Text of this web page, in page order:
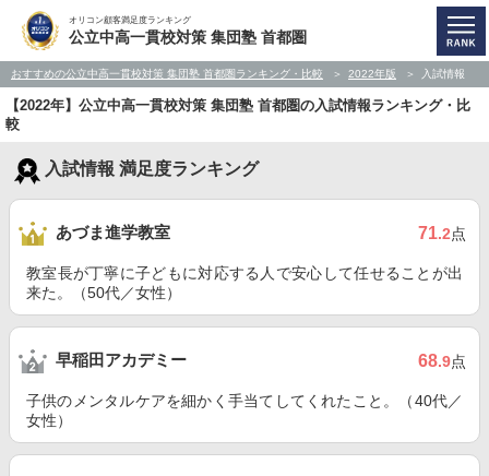
オリコン顧客満足度ランキング
公立中高一貫校対策 集団塾 首都圏
おすすめの公立中高一貫校対策 集団塾 首都圏ランキング・比較 2022年版 入試情報
【2022年】公立中高一貫校対策 集団塾 首都圏の入試情報ランキング・比
較
入試情報 満足度ランキング
あづま進学教室 71.2点
教室長が丁寧に子どもに対応する人で安心して任せることが出
来た。（50代／女性）
早稲田アカデミー 68.9点
子供のメンタルケアを細かく手当てしてくれたこと。（40代／
女性）